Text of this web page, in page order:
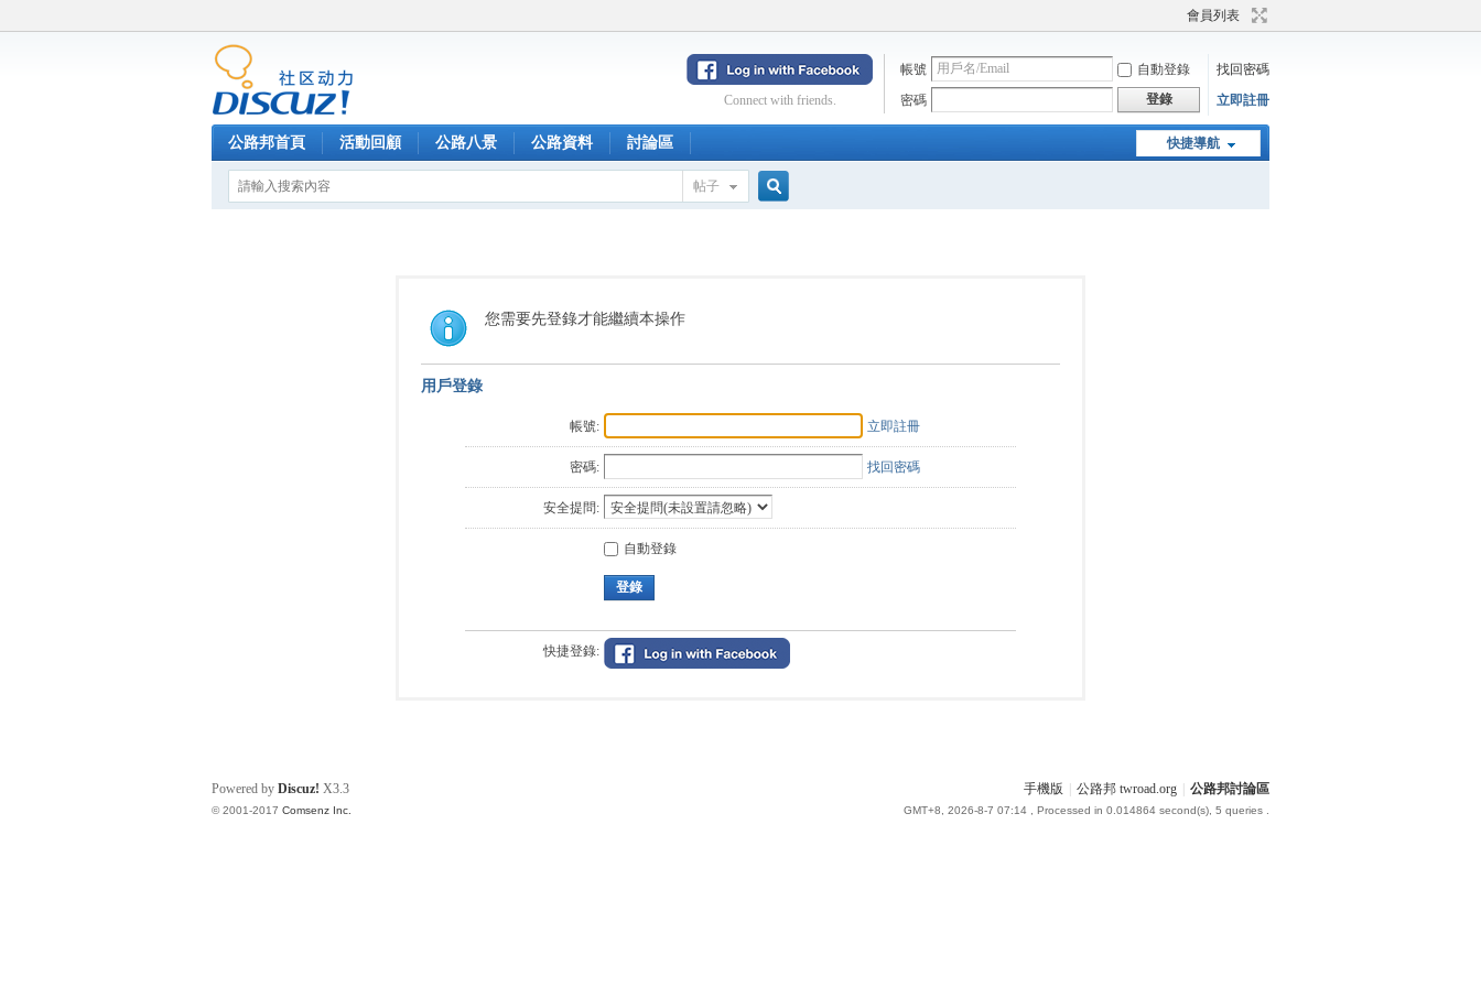
會員列表
帳號 自動登錄
找回密碼
密碼
登錄 立即註冊
Connect with friends.
快捷導航
公路邦首頁 活動回顧 公路八景 公路資料 討論區
帖子
您需要先登錄才能繼續本操作
用戶登錄
帳號: 立即註冊
密碼: 找回密碼
安全提問:
自動登錄
登錄
快捷登錄:
手機版 公路邦 twroad.org 公路邦討論區
GMT+8, 2026-8-7 07:14 , Processed in 0.014864 second(s), 5 queries .
Powered by Discuz! X3.3
© 2001-2017 Comsenz Inc.